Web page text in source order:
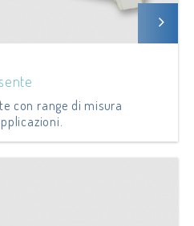
con range di misura